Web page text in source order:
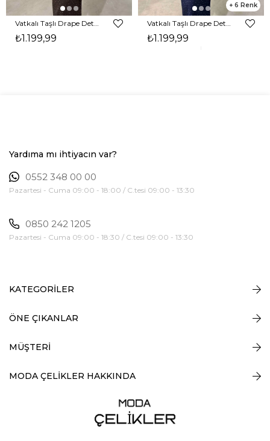
₺1.199,99
6
₺1.199,99
Yardıma mı ihtiyacın var?
0552 348 00 00
Pazartesi - Cuma 09:00 - 18:00 / C.tesi 09:00 - 13:30
0850 242 1205
Pazartesi - Cuma 09:00 - 18:30 / C.tesi 09:00 - 13:30
KATEGORİLER
ÖNE ÇIKANLAR
MÜŞTERİ
MODA ÇELİKLER HAKKINDA